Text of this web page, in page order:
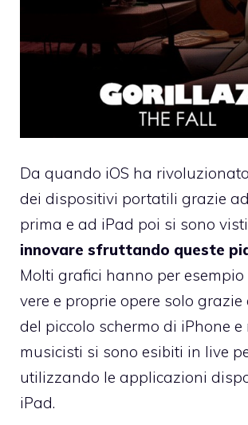
Da quando iOS ha
dei dispositivi portatili grazie
prima e ad iPad poi si sono
innovare sfruttando queste
Molti grafici hanno per
vere e proprie opere solo grazie
del piccolo schermo di iPhone e
musicisti si sono esibiti in live
utilizzando le applicazioni
iPad.